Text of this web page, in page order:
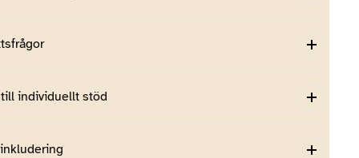
individuellt stöd